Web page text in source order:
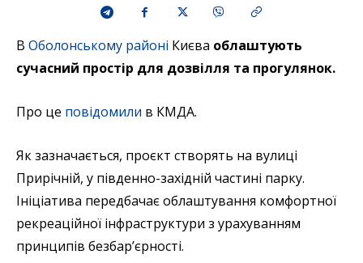
В Оболонському районі Києва облаштують
сучасний простір для дозвілля та прогулянок.
Про це повідомили в КМДА.
Як зазначається, проєкт створять на вулиці
Прирічній, у південно-західній частині парку.
Ініціатива передбачає облаштування комфортної
рекреаційної інфраструктури з урахуванням
принципів безбар’єрності.